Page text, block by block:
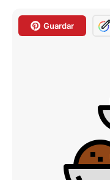
Guardar